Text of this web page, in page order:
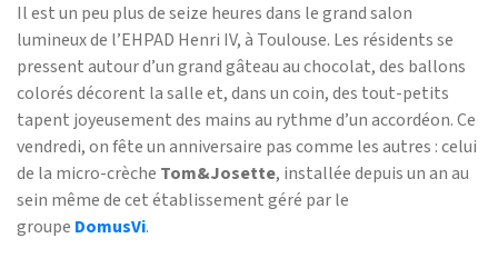
Il est un peu plus de seize heures dans le grand salon
lumineux de l’EHPAD Henri IV, à Toulouse. Les résidents se
pressent autour d’un grand gâteau au chocolat, des ballons
colorés décorent la salle et, dans un coin, des tout-petits
tapent joyeusement des mains au rythme d’un accordéon. Ce
vendredi, on fête un anniversaire pas comme les autres : celui
de la micro-crèche Tom&Josette, installée depuis un an au
sein même de cet établissement géré par le
groupe DomusVi.